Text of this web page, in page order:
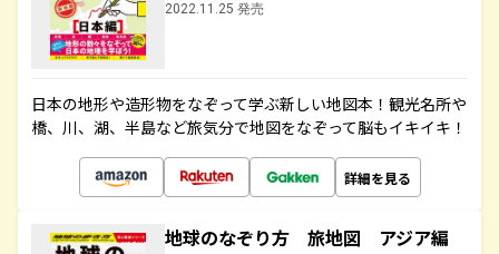
2022.11.25 発売
日本の地形や造形物をなぞって学ぶ新しい地図本！観光名所や
橋、川、湖、半島など旅気分で地図をなぞって脳もイキイキ！
詳細を見る
地球のなぞり方 旅地図 アジア編